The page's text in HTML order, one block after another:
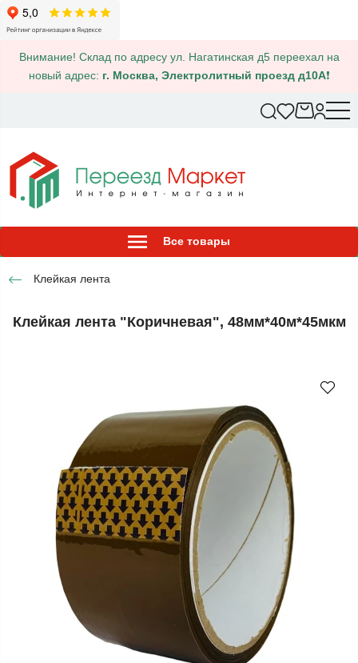
Внимание! Склад по адресу ул. Нагатинская д5 переехал на
новый адрес: г. Москва, Электролитный проезд д10А❗
Все товары
Клейкая лента
Клейкая лента "Коричневая", 48мм*40м*45мкм